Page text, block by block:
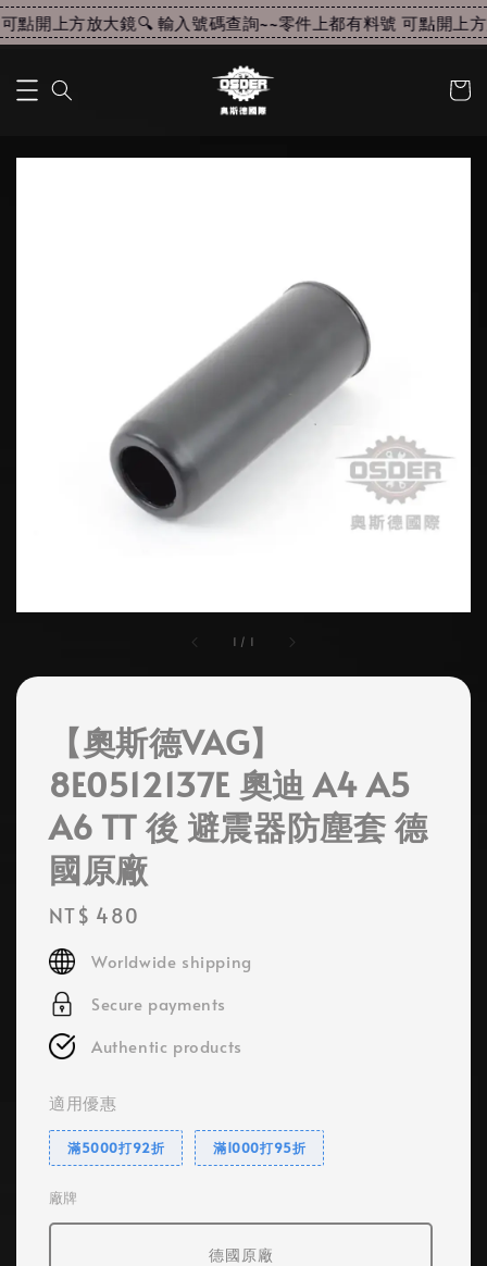
點開上方放大鏡🔍 輸入號碼查詢~~零件上都有料號 可點開上
1 / 1
【奧斯德VAG】
8E0512137E 奧迪 A4 A5
A6 TT 後 避震器防塵套 德
國原廠
Regular
price
NT$ 480
Worldwide shipping
Secure payments
Authentic products
適用優惠
滿5000打92折 滿1000打95折
廠牌
德國原廠